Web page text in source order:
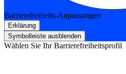
Barrierefreiheits-Anpassungen
Erklärung
Symbolleiste ausblenden
Wählen Sie Ihr Barrierefreiheitsprofil